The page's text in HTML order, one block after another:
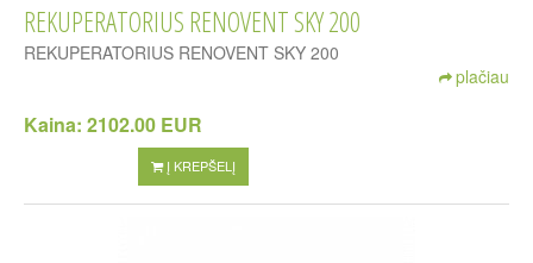
REKUPERATORIUS RENOVENT SKY 200
REKUPERATORIUS RENOVENT SKY 200
plačiau
Kaina: 2102.00 EUR
Į KREPŠELĮ